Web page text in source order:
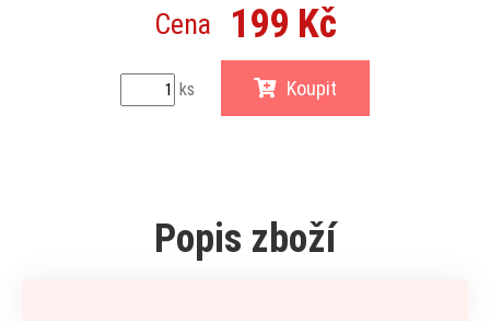
Cena 199 Kč
ks Koupit
Popis zboží